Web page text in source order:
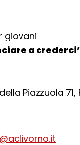
giovani
a
Piazzuola 71,